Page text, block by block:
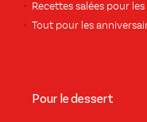
Recettes salées pour
Tout pour les
Pour le dessert